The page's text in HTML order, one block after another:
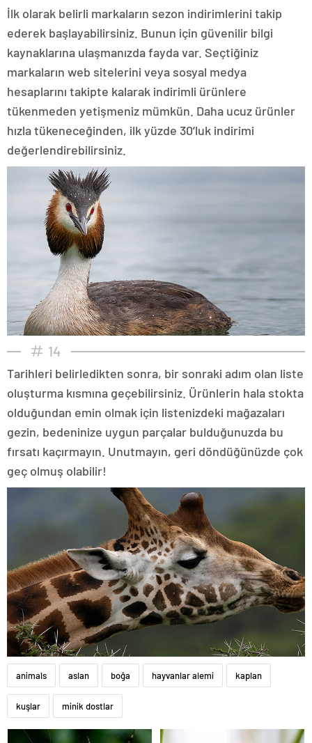
İlk olarak belirli markaların sezon indirimlerini takip
ederek başlayabilirsiniz. Bunun için güvenilir bilgi
kaynaklarına ulaşmanızda fayda var. Seçtiğiniz
markaların web sitelerini veya sosyal medya
hesaplarını takipte kalarak indirimli ürünlere
tükenmeden yetişmeniz mümkün. Daha ucuz ürünler
hızla tükeneceğinden, ilk yüzde 30’luk indirimi
değerlendirebilirsiniz.
14
Tarihleri belirledikten sonra, bir sonraki adım olan liste
oluşturma kısmına geçebilirsiniz. Ürünlerin hala stokta
olduğundan emin olmak için listenizdeki mağazaları
gezin, bedeninize uygun parçalar bulduğunuzda bu
fırsatı kaçırmayın. Unutmayın, geri döndüğünüzde çok
geç olmuş olabilir!
animals aslan boğa hayvanlar alemi kaplan
kuşlar minik dostlar